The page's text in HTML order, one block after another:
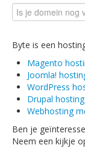
Byte is een
Magento
Joomla!
WordPress
Drupal
Webhosting
Ben je
Neem een kijkje